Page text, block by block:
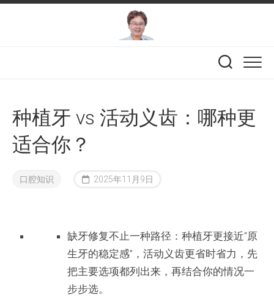
Skip
种植牙 vs 活动义齿：哪种更
适合你？
口腔知识 2025年11月9日
缺牙修复不止一种路径：种植牙更接近“原
生牙的稳定感”，活动义齿更省时省力，先
把主要选项都列出来，再结合你的情况一
步步选。